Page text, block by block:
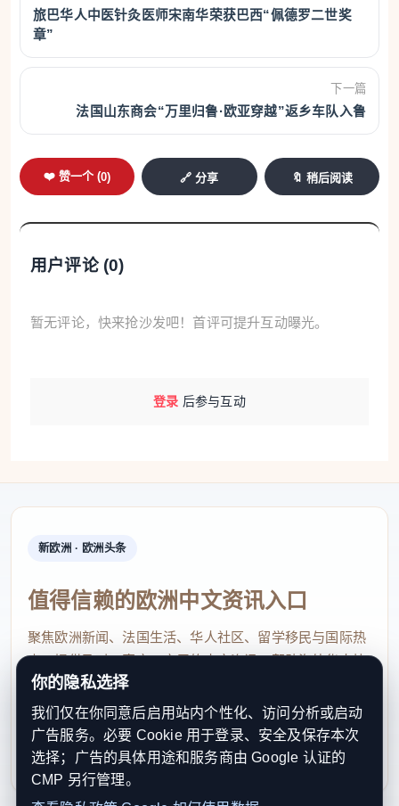
匹、衣服、大桶的饼干、猪油……我的记忆里，每到
年节时，母亲就要准备各种东西，随着侨批一起寄回
国内。”林秋雅回忆，“我看电影总感觉就像在讲我父
母的故事，好像回到了童年记忆里的日常生活，这些
故事对我来说太亲切了，故事里的情感对我来说有种
别样的温暖。”
马来西亚是海外华人最集中的国家之一，华人约
占总人口的1/5。从早期海上交往到19世纪，来自福
建、广东、海南等地的大批华人漂洋过海，到南洋的
华侨华人与国内家乡眷属间汇款、书信的合称，也称
“从祖辈父辈传承的精神根脉”
老一辈华人在影片中回忆往事，中年华人从电影
主角身上看到父辈身影，年轻一代华人看完电影回家
翻找侨批、追问阿公阿嬷当年的故事……一部电影，
无形中打造出连接马来西亚华人家庭老中青三代人的
情感纽带。
在网络社交平台上，许多马来西亚华人写下满是
深情的观后感。“看完电影，我脑海里不断浮现的不只
是电影里的角色，还有爷爷。”马来西亚华人青年、自
旅巴华人中医针灸医师宋南华荣获巴西“佩德罗二世奖
章”
下一篇
法国山东商会“万里归鲁·欧亚穿越”返乡车队入鲁
❤️ 赞一个 (0) 🔗 分享 🔖 稍后阅读
用户评论 (0)
暂无评论，快来抢沙发吧！首评可提升互动曝光。
登录 后参与互动
新欧洲 · 欧洲头条
值得信赖的欧洲中文资讯入口
聚焦欧洲新闻、法国生活、华人社区、留学移民与国际热
点，提供及时、真实、实用的中文资讯，帮助海外华人快
速了解欧洲动态。
contact@xinouzhou.com
服务支持、版权与合作：工作日优先处理站务、投稿与权
利通知
你的隐私选择
我们仅在你同意后启用站内个性化、访问分析或启动
广告服务。必要 Cookie 用于登录、安全及保存本次
选择；广告的具体用途和服务商由 Google 认证的
CMP 另行管理。